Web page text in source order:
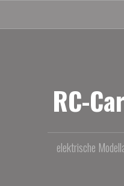
springen
RC-
elektrische